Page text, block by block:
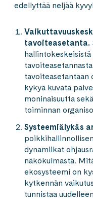
edellyttää neljää
tavoiteasetanta.
tavoiteasetantaan
kykyä kuvata
moninaisuutta
toiminnan
Systeemiälykäs
dynamiikat
näkökulmasta.
ekosysteemi on
kytkennän
tunnistaa